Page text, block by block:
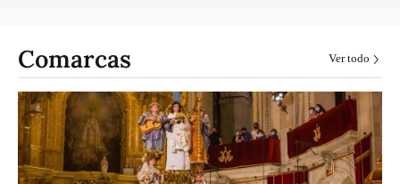
Comarcas Ver todo